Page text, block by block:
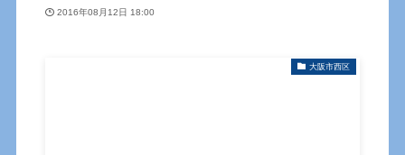
2016年08月12日 18:00
大阪市西区